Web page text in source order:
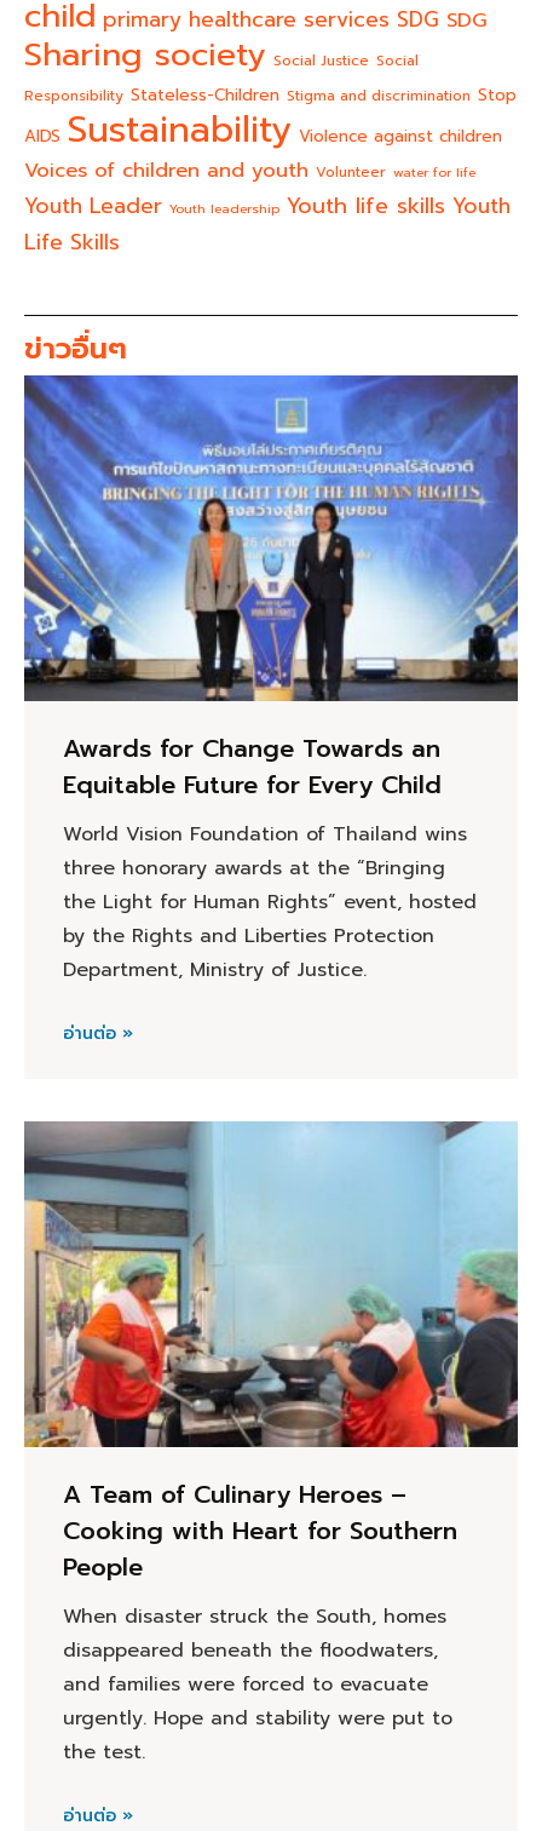
child primary healthcare services SDG SDG
Sharing society Social Justice Social
Responsibility Stateless-Children Stigma and discrimination Stop
AIDS Sustainability Violence against children
Voices of children and youth Volunteer water for life
Youth Leader Youth leadership Youth life skills Youth
Life Skills
ข่าวอื่นๆ
Awards for Change Towards an
Equitable Future for Every Child
World Vision Foundation of Thailand wins
three honorary awards at the “Bringing
the Light for Human Rights” event, hosted
by the Rights and Liberties Protection
Department, Ministry of Justice.
อ่านต่อ »
A Team of Culinary Heroes –
Cooking with Heart for Southern
People
When disaster struck the South, homes
disappeared beneath the floodwaters,
and families were forced to evacuate
urgently. Hope and stability were put to
the test.
อ่านต่อ »